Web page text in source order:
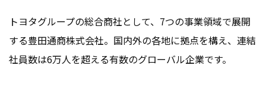
トヨタグループの総合商社として、7つの事業領域で展開
する豊田通商株式会社。国内外の各地に拠点を構え、連結
社員数は6万人を超える有数のグローバル企業です。